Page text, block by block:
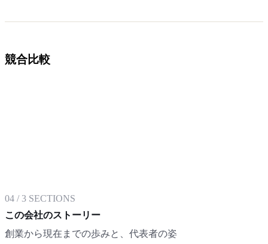
競合比較
04 /3 SECTIONS
この会社のストーリー
創業から現在までの歩みと、代表者の姿